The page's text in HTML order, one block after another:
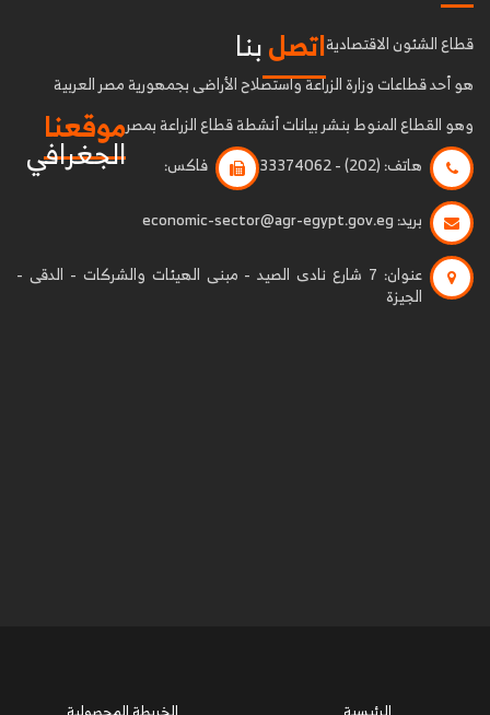
قطاع الشئون الاقتصادية
هو أحد قطاعات وزارة الزراعة واستصلاح الأراضى بجمهورية مصر العربية
وهو القطاع المنوط بنشر بيانات أنشطة قطاع الزراعة بمصر
اتصلبنا
هاتف: (202) - 33374062
فاكس:
بريد:
عنوان:
7 شارع نادى الصيد - مبنى الهيئات والشركات - الدقى -
الجيزة
موقعنا
الجغرافي